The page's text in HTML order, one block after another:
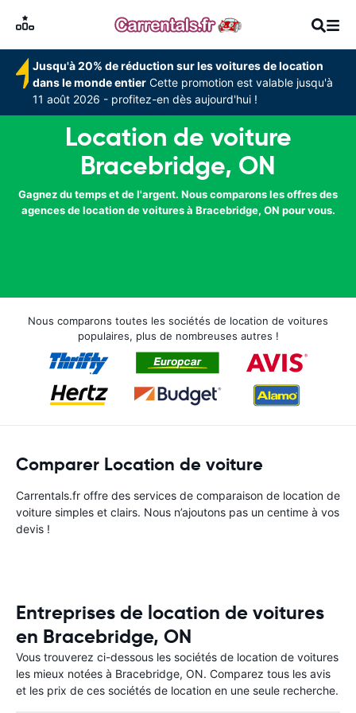
Jusqu'à 20% de réduction sur les voitures de location
dans le monde entier Cette promotion est valable jusqu'à
11 août 2026 - profitez-en dès aujourd'hui !
Location de voiture
Bracebridge, ON
Gagnez du temps et de l'argent. Nous comparons les offres des
agences de location de voitures à Bracebridge, ON pour vous.
Nous comparons toutes les sociétés de location de voitures
populaires, plus de nombreuses autres !
Comparer Location de voiture
Carrentals.fr offre des services de comparaison de location de
voiture simples et clairs. Nous n’ajoutons pas un centime à vos
devis !
Entreprises de location de voitures
en Bracebridge, ON
Vous trouverez ci-dessous les sociétés de location de voitures
les mieux notées à Bracebridge, ON. Comparez tous les avis
et les prix de ces sociétés de location en une seule recherche.